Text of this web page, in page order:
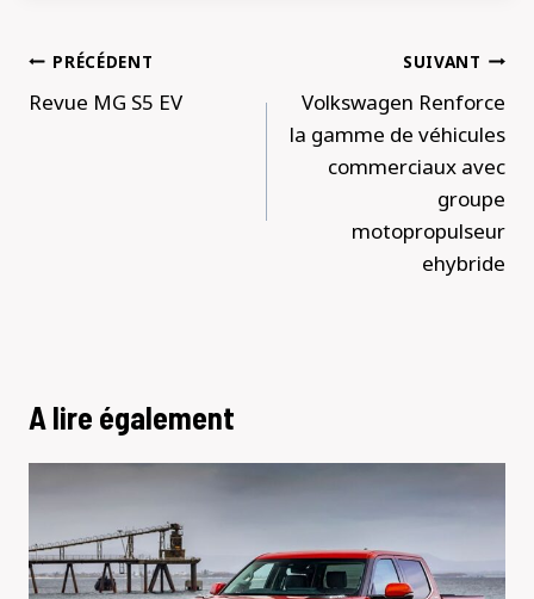
Navigation
de
PRÉCÉDENT
Revue MG S5 EV
SUIVANT
Volkswagen Renforce
la gamme de véhicules
commerciaux avec
groupe
motopropulseur
ehybride
A lire également